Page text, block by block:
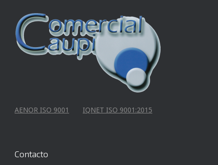
AENOR ISO 9001 IQNET ISO 9001:2015
Contacto